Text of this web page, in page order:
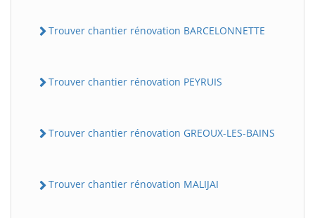
Trouver chantier rénovation BARCELONNETTE
Trouver chantier rénovation PEYRUIS
Trouver chantier rénovation GREOUX-LES-BAINS
Trouver chantier rénovation MALIJAI